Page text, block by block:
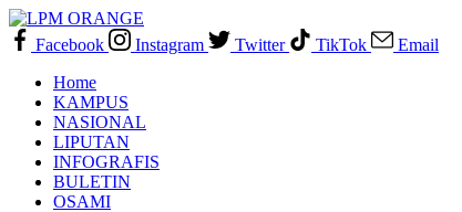
Skip
to
content
Facebook Instagram Twitter TikTok
Email
Home
KAMPUS
NASIONAL
LIPUTAN
INFOGRAFIS
BULETIN
OSAMI